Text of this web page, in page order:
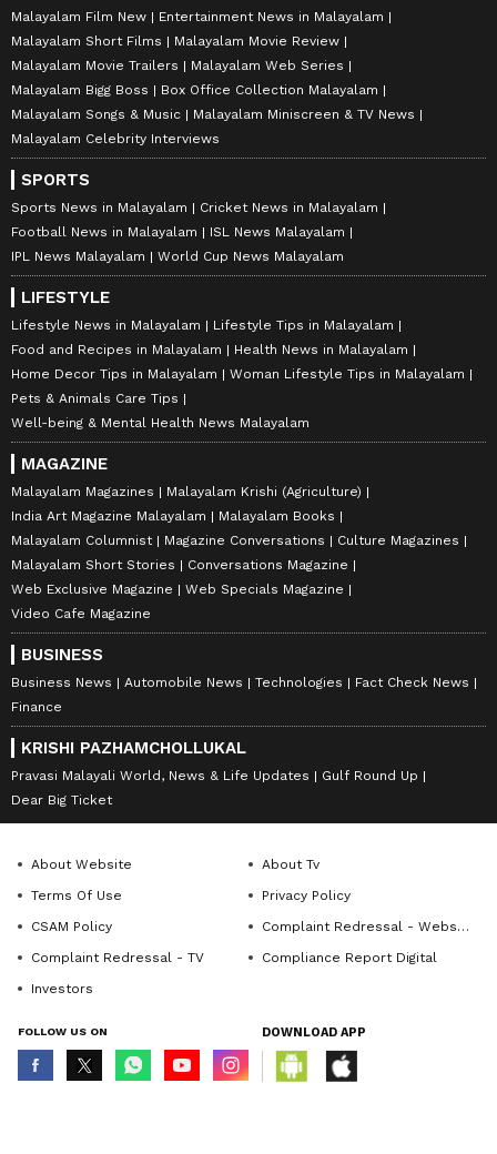
Malayalam Film New
Entertainment News in Malayalam
Malayalam Short Films
Malayalam Movie Review
Malayalam Movie Trailers
Malayalam Web Series
Malayalam Bigg Boss
Box Office Collection Malayalam
Malayalam Songs & Music
Malayalam Miniscreen & TV News
Malayalam Celebrity Interviews
SPORTS
Sports News in Malayalam
Cricket News in Malayalam
Football News in Malayalam
ISL News Malayalam
IPL News Malayalam
World Cup News Malayalam
LIFESTYLE
Lifestyle News in Malayalam
Lifestyle Tips in Malayalam
Food and Recipes in Malayalam
Health News in Malayalam
Home Decor Tips in Malayalam
Woman Lifestyle Tips in Malayalam
Pets & Animals Care Tips
Well-being & Mental Health News Malayalam
MAGAZINE
Malayalam Magazines
Malayalam Krishi (Agriculture)
India Art Magazine Malayalam
Malayalam Books
Malayalam Columnist
Magazine Conversations
Culture Magazines
Malayalam Short Stories
Conversations Magazine
Web Exclusive Magazine
Web Specials Magazine
Video Cafe Magazine
BUSINESS
Business News Automobile News Technologies
Fact Check News
Finance
KRISHI PAZHAMCHOLLUKAL
Pravasi Malayali World, News & Life Updates
Gulf Round Up
Dear Big Ticket
About Website
About Tv
Terms Of Use
Privacy Policy
CSAM Policy
Complaint Redressal - Website
Complaint Redressal - TV
Compliance Report Digital
Investors
FOLLOW US ON DOWNLOAD APP